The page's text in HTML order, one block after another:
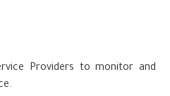
Providers to monitor and